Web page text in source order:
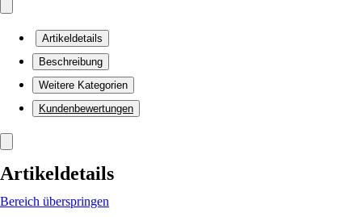
Artikeldetails
Beschreibung
Weitere Kategorien
Kundenbewertungen
Artikeldetails
Bereich überspringen